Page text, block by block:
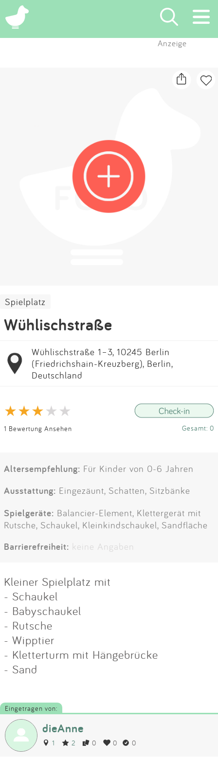
×
Blog
Partner
Kontakt
Impressum
Anzeige
Spielplatz
Wühlischstraße
Wühlischstraße 1–3, 10245 Berlin
(Friedrichshain-Kreuzberg), Berlin,
Deutschland
1 Bewertung Ansehen Gesamt: 0
Altersempfehlung: Für Kinder von 0-6 Jahren
Ausstattung: Eingezäunt, Schatten, Sitzbänke
Spielgeräte: Balancier-Element, Klettergerät mit
Rutsche, Schaukel, Kleinkindschaukel, Sandfläche
Barrierefreiheit: keine Angaben
Kleiner Spielplatz mit
- Schaukel
- Babyschaukel
- Rutsche
- Wipptier
- Kletterturm mit Hängebrücke
- Sand
Eingetragen von:
dieAnne
1 2 0 0 0